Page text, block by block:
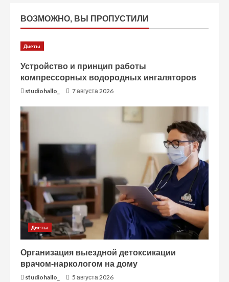
ВОЗМОЖНО, ВЫ ПРОПУСТИЛИ
Диеты
Устройство и принцип работы
компрессорных водородных ингаляторов
studiohallo_ 7 августа 2026
Диеты
Организация выездной детоксикации
врачом-наркологом на дому
studiohallo_ 5 августа 2026